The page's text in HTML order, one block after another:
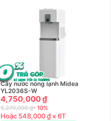
Cây nước nóng lạnh Midea
YL2036S-W
4,750,000 ₫
5,270,000 ₫- 10%
Hoặc 548,000 ₫ x 6T